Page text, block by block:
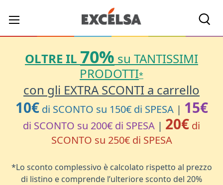
OLTRE IL 70% su TANTISSIMI
PRODOTTI*
con gli EXTRA SCONTI a carrello
10€ di SCONTO su 150€ di SPESA| 15€
di SCONTO su 200€ di SPESA | 20€ di
SCONTO su 250€ di SPESA
*Lo sconto complessivo è calcolato rispetto al prezzo
di listino e comprende l’ulteriore sconto del 20%